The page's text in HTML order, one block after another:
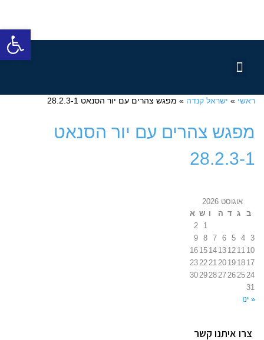
ראשי » ישראל קנדה » מפגש צהרים עם יור הסנאט 28.2.3-1
מפגש צהרים עם יור הסנאט
28.2.3-1
אוגוסט 2026
ב
ג ד ה ו ש א
1
2
3
4
5
6
7
8
9
10
11
12
13
14
15
16
17
18
19
20
21
22
23
24
25
26
27
28
29
30
31
« ינו
צרו איתנו קשר
פתח